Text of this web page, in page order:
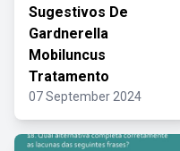
Sugestivos De
Gardnerella
Mobiluncus
Tratamento
07 September 2024